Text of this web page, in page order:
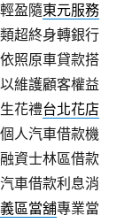
盈隨東元服務
超終身轉銀行
照原車貸款搭
以維護顧客權益
花禮台北花店
人汽車借款機
資士林區借款
車借款利息消
區當舖專業當